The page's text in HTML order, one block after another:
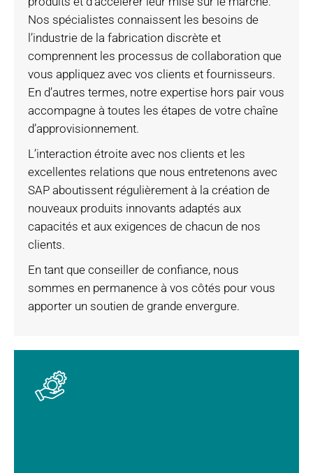
Nos spécialistes connaissent les besoins de
l’industrie de la fabrication discrète et
comprennent les processus de collaboration que
vous appliquez avec vos clients et fournisseurs.
En d’autres termes, notre expertise hors pair vous
accompagne à toutes les étapes de votre chaîne
d’approvisionnement.
L’interaction étroite avec nos clients et les
excellentes relations que nous entretenons avec
SAP aboutissent régulièrement à la création de
nouveaux produits innovants adaptés aux
capacités et aux exigences de chacun de nos
clients.
En tant que conseiller de confiance, nous
sommes en permanence à vos côtés pour vous
apporter un soutien de grande envergure.